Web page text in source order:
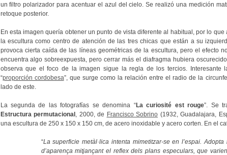
un filtro polarizador para acentuar el azul del cielo. Se realizó una medición
retoque posterior.
En esta imagen quería obtener un punto de vista diferente al habitual, por lo
la escultura como centro de atención de las tres chicas que están a su
provoca cierta caída de las líneas geométricas de la escultura, pero el efecto
encuentra algo sobreexpuesta, pero cerrar más el diafragma hubiera
observa que el foco de la imagen sigue la regla de los tercios. Interesante
“proporción cordobesa”, que surge como la relación entre el radio de la
lado de este.
La segunda de las fotografías se denomina “La curiosité est rouge”. Se
Estructura permutacional , 2000, de Francisco Sobrino (1932, Guadalajara,
una escultura de 250 x 150 x 150 cm, de acero inoxidable y acero corten. En el
“La superficie metàl·lica intenta mimetitzar-se en l’espai.
d’aparença mitjançant el reflex dels plans especulars, que